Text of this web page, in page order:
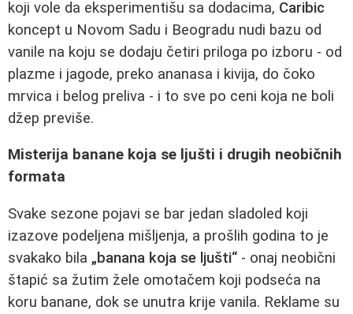
koji vole da eksperimentišu sa dodacima, Caribic
koncept u Novom Sadu i Beogradu nudi bazu od
vanile na koju se dodaju četiri priloga po izboru - od
plazme i jagode, preko ananasa i kivija, do čoko
mrvica i belog preliva - i to sve po ceni koja ne boli
džep previše.
Misterija banane koja se ljušti i drugih neobičnih
formata
Svake sezone pojavi se bar jedan sladoled koji
izazove podeljena mišljenja, a prošlih godina to je
svakako bila „banana koja se ljušti“ - onaj neobični
štapić sa žutim žele omotačem koji podseća na
koru banane, dok se unutra krije vanila. Reklame su